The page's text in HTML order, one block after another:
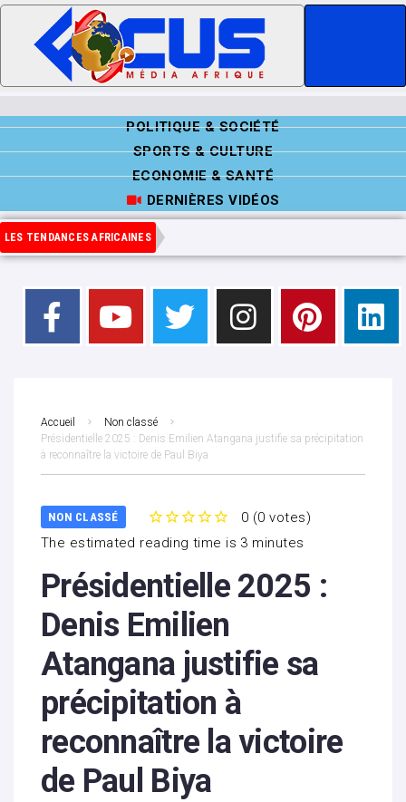
POLITIQUE & SOCIÉTÉ
SPORTS & CULTURE
ECONOMIE & SANTÉ
DERNIÈRES VIDÉOS
LES TENDANCES AFRICAINES
Accueil
Non classé
Présidentielle 2025 : Denis Emilien Atangana justifie sa précipitation
à reconnaître la victoire de Paul Biya
NON CLASSÉ
2
0 (0 votes)
The estimated reading time is 3 minutes
Présidentielle 2025 :
Denis Emilien
Atangana justifie sa
précipitation à
reconnaître la victoire
de Paul Biya